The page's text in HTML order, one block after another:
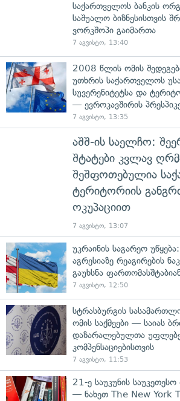
საქართველოს ბანკის
საშუალო ბიზნესისთვის
ვორკშოპი გაიმართა
7 აგვისტო, 13:40
2008 წლის ომის
უთხრის საქართველოს
სუვერენიტეტსა და
— ევროკავშირის
7 აგვისტო, 13:35
აშშ-ის საელჩო:
შტატები კვლავ
შეშფოთებულია
ტერიტორიის
ოკუპაციით
7 აგვისტო, 13:07
უკრაინის საგარეო
აგრესიაზე რეაგირების
გაუხსნა
7 აგვისტო, 12:50
სტრასბურგის
ომის საქმეები — საიას
დაზარალებულთა
კომპენსაციებისთვის
7 აგვისტო, 11:53
21-ე საუკუნის
— ნახეთ The New York